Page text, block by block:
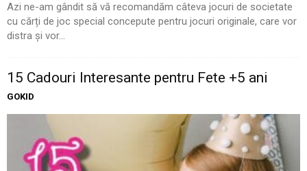
Azi ne-am gândit să vă recomandăm câteva jocuri de societate
cu cărți de joc special concepute pentru jocuri originale, care vor
distra și vor...
15 Cadouri Interesante pentru Fete +5 ani
GOKID